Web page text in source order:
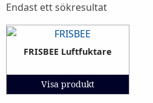
Endast ett sökresultat
FRISBEE Luftfuktare
Visa produkt